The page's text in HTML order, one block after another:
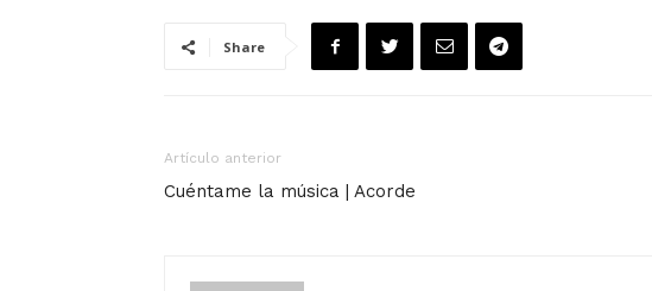
Share
Artículo anterior
Cuéntame la música | Acorde